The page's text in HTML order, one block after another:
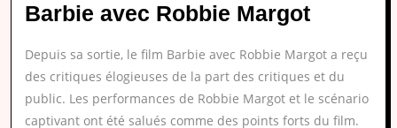
Barbie avec Robbie Margot
Depuis sa sortie, le film Barbie avec Robbie Margot a reçu
des critiques élogieuses de la part des critiques et du
public. Les performances de Robbie Margot et le scénario
captivant ont été salués comme des points forts du film.